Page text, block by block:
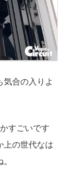
合の入りよ
すごいです
上の世代なは